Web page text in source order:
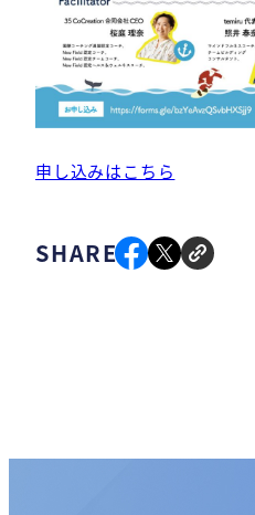
申し込みはこちら
SHARE